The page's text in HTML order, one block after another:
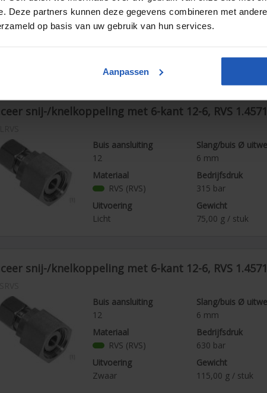
Deze partners kunnen deze gegevens combineren met
op basis van uw gebruik van hun services.
Aanpassen
Materiaal
RVS (RVS)
Bedrijfsdruk
315bar
g / stuk
snij-/knelkoppeling met 6-kant 12-6, RVS 1.4571
Buis aansluiting
12
Slang/buis Ø
6 mm
Materiaal
RVS (RVS)
Bedrijfsdruk
315 bar
Uitvoering
Licht
Gewicht
75,00 g / stuk
snij-/knelkoppeling met 6-kant 12-6, RVS 1.4571
Buis aansluiting
12
Slang/buis Ø
6 mm
Materiaal
RVS (RVS)
Bedrijfsdruk
630 bar
Uitvoering
Zwaar
Gewicht
115,00 g / stuk